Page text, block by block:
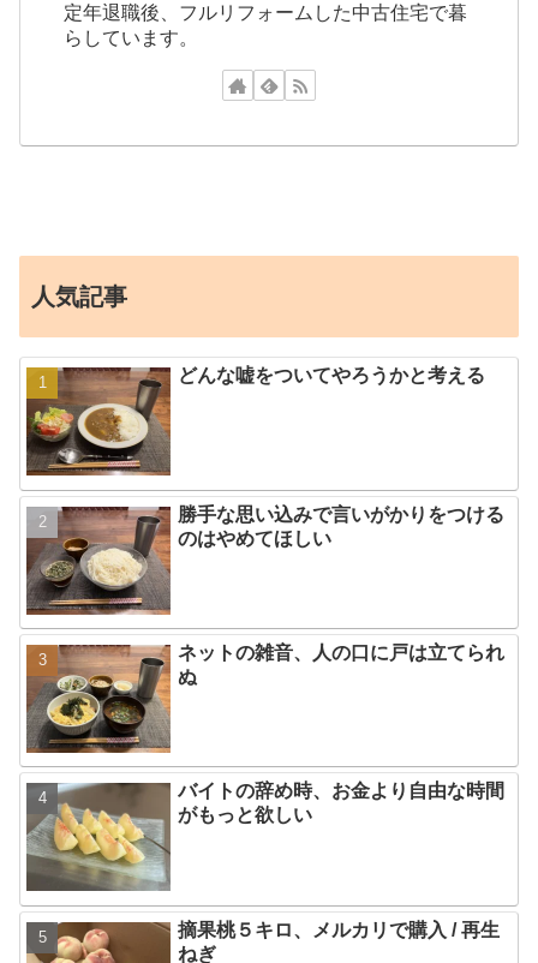
定年退職後、フルリフォームした中古住宅で暮
らしています。
人気記事
どんな嘘をついてやろうかと考える
勝手な思い込みで言いがかりをつける
のはやめてほしい
ネットの雑音、人の口に戸は立てられ
ぬ
バイトの辞め時、お金より自由な時間
がもっと欲しい
摘果桃５キロ、メルカリで購入 / 再生
ねぎ